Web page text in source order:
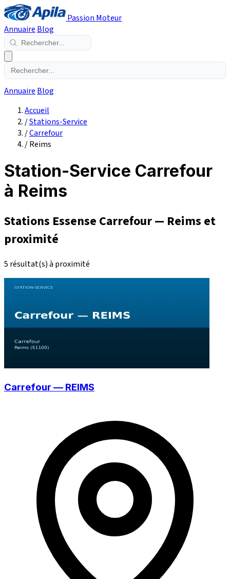
Passion Moteur
Annuaire Blog
Annuaire Blog
Accueil
/Stations-Service
/Carrefour
/Reims
Station-Service Carrefour
à Reims
Stations Essense Carrefour — Reims et
proximité
5 résultat(s) à proximité
Carrefour — REIMS